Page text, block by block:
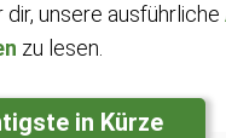
unsere ausführliche
zu lesen.
in Kürze